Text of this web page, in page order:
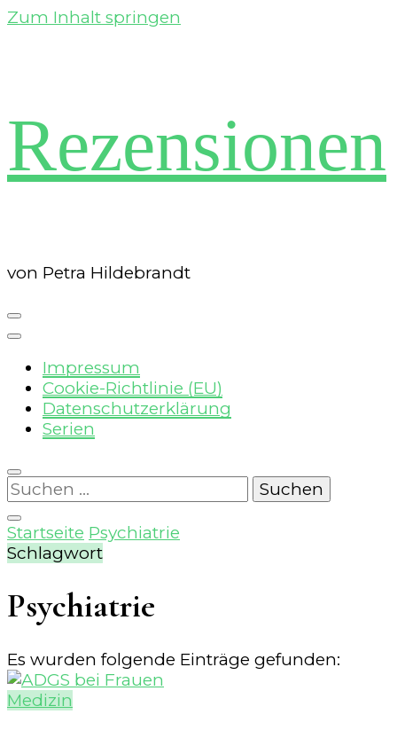
Zum Inhalt springen
Rezensionen
von Petra Hildebrandt
Impressum
Cookie-Richtlinie (EU)
Datenschutzerklärung
Serien
Suchen
nach:
Startseite Psychiatrie
Schlagwort
Psychiatrie
Es wurden folgende Einträge gefunden:
Medizin